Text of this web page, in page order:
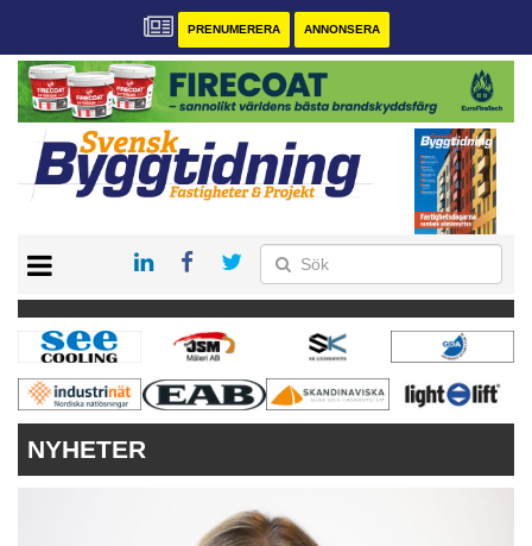
PRENUMERERA ANNONSERA
PRENUMERERA
VÅRA ANDRA MAGASIN
ANNONSERA
KONTAKT
NYHETER